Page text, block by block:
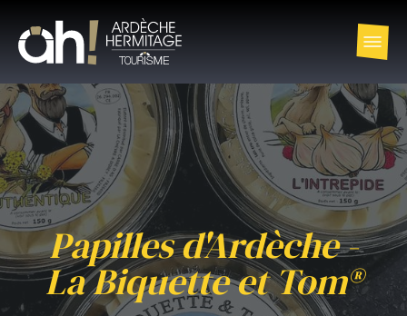
Papilles d'Ardèche -
La Biquette et Tom®